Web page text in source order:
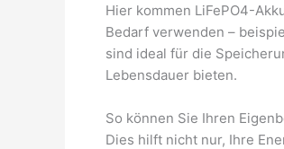
Hier kommen LiFePO4-
Bedarf verwenden –
sind ideal für die
Lebensdauer bieten.
So können Sie Ihren
Dies hilft nicht nur, Ihre